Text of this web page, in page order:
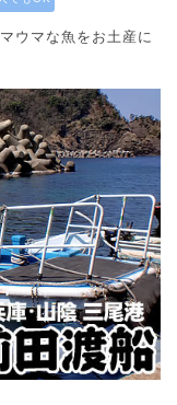
ウマな魚をお土産に